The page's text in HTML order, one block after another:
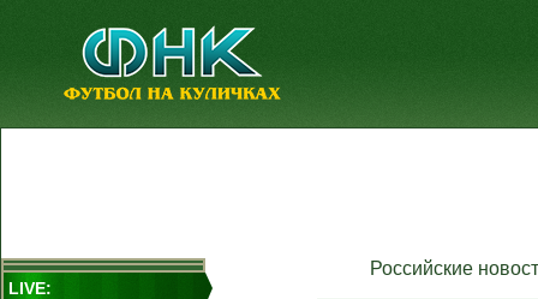
LIVE:
Российские